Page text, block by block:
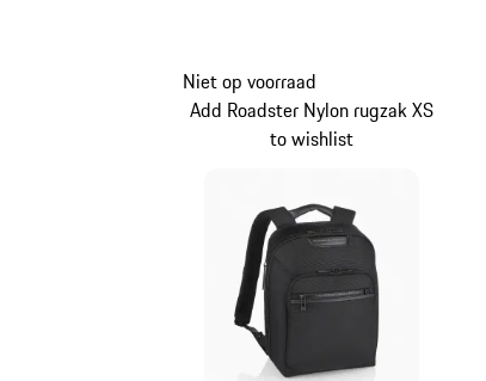
Niet op voorraad
Add Roadster Nylon rugzak XS
to wishlist